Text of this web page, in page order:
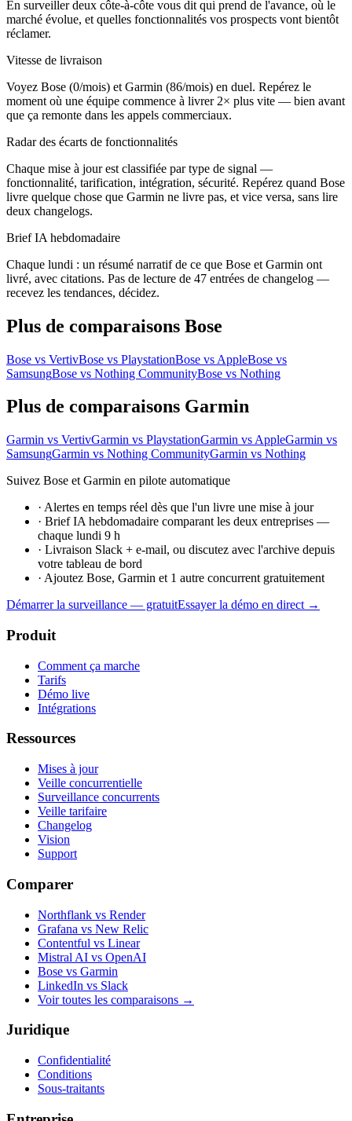
En surveiller deux côte-à-côte vous dit qui prend de l'avance, où le
marché évolue, et quelles fonctionnalités vos prospects vont bientôt
réclamer.
Vitesse de livraison
Voyez Bose (0/mois) et Garmin (86/mois) en duel. Repérez le
moment où une équipe commence à livrer 2× plus vite — bien avant
que ça remonte dans les appels commerciaux.
Radar des écarts de fonctionnalités
Chaque mise à jour est classifiée par type de signal —
fonctionnalité, tarification, intégration, sécurité. Repérez quand Bose
livre quelque chose que Garmin ne livre pas, et vice versa, sans lire
deux changelogs.
Brief IA hebdomadaire
Chaque lundi : un résumé narratif de ce que Bose et Garmin ont
livré, avec citations. Pas de lecture de 47 entrées de changelog —
recevez les tendances, décidez.
Plus de comparaisons Bose
Bose vs VertivBose vs PlaystationBose vs AppleBose vs
SamsungBose vs Nothing CommunityBose vs Nothing
Plus de comparaisons Garmin
Garmin vs VertivGarmin vs PlaystationGarmin vs AppleGarmin vs
SamsungGarmin vs Nothing CommunityGarmin vs Nothing
Suivez Bose et Garmin en pilote automatique
· Alertes en temps réel dès que l'un livre une mise à jour
· Brief IA hebdomadaire comparant les deux entreprises —
chaque lundi 9 h
· Livraison Slack + e-mail, ou discutez avec l'archive depuis
votre tableau de bord
· Ajoutez Bose, Garmin et 1 autre concurrent gratuitement
Démarrer la surveillance — gratuitEssayer la démo en direct →
Produit
Comment ça marche
Tarifs
Démo live
Intégrations
Ressources
Mises à jour
Veille concurrentielle
Surveillance concurrents
Veille tarifaire
Changelog
Vision
Support
Comparer
Northflank vs Render
Grafana vs New Relic
Contentful vs Linear
Mistral AI vs OpenAI
Bose vs Garmin
LinkedIn vs Slack
Voir toutes les comparaisons →
Juridique
Confidentialité
Conditions
Sous-traitants